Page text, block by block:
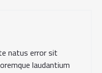
natus error sit
laudantium